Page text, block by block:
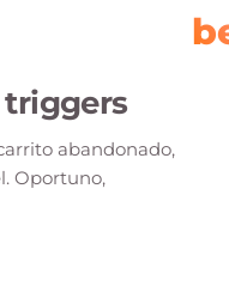
triggers
abandonado,
Oportuno,